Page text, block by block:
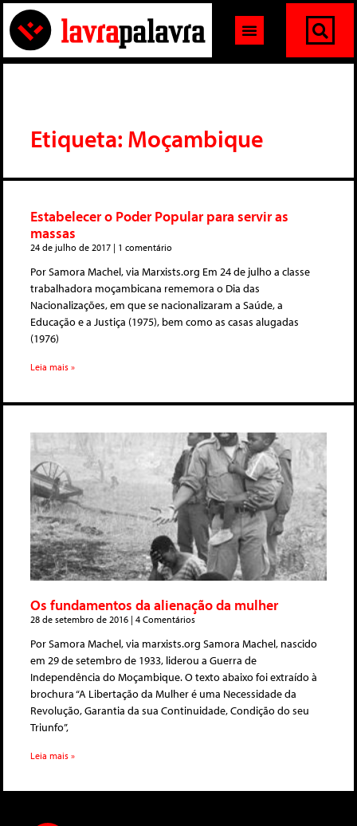
Etiqueta: Moçambique
Estabelecer o Poder Popular para servir as
massas
24 de julho de 2017 1 comentário
Por Samora Machel, via Marxists.org Em 24 de julho a classe
trabalhadora moçambicana rememora o Dia das
Nacionalizações, em que se nacionalizaram a Saúde, a
Educação e a Justiça (1975), bem como as casas alugadas
(1976)
Leia mais »
Os fundamentos da alienação da mulher
28 de setembro de 2016 4 Comentários
Por Samora Machel, via marxists.org Samora Machel, nascido
em 29 de setembro de 1933, liderou a Guerra de
Independência do Moçambique. O texto abaixo foi extraído à
brochura “A Libertação da Mulher é uma Necessidade da
Revolução, Garantia da sua Continuidade, Condição do seu
Triunfo”,
Leia mais »